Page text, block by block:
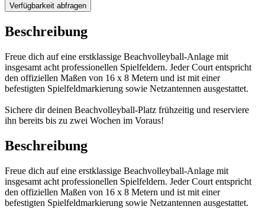
Verfügbarkeit abfragen
Beschreibung
Freue dich auf eine erstklassige Beachvolleyball-Anlage mit
insgesamt acht professionellen Spielfeldern. Jeder Court entspricht
den offiziellen Maßen von 16 x 8 Metern und ist mit einer
befestigten Spielfeldmarkierung sowie Netzantennen ausgestattet.
Sichere dir deinen Beachvolleyball-Platz frühzeitig und reserviere
ihn bereits bis zu zwei Wochen im Voraus!
Beschreibung
Freue dich auf eine erstklassige Beachvolleyball-Anlage mit
insgesamt acht professionellen Spielfeldern. Jeder Court entspricht
den offiziellen Maßen von 16 x 8 Metern und ist mit einer
befestigten Spielfeldmarkierung sowie Netzantennen ausgestattet.